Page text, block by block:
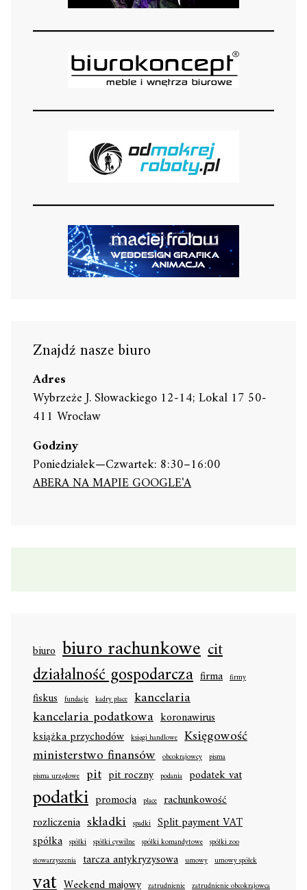
Znajdź nasze biuro
Adres
Wybrzeże J. Słowackiego 12-14; Lokal 17 50-
411 Wrocław
Godziny
Poniedziałek—Czwartek: 8:30–16:00
ABERA NA MAPIE GOOGLE'A
biuro biuro rachunkowe cit
działalność gospodarcza firma firmy
fiskus fundacje kadry płace kancelaria
kancelaria podatkowa koronawirus
książka przychodów księgi handlowe Księgowość
ministerstwo finansów obcokrajowcy pisma
pisma urzędowe pit pit roczny podania podatek vat
podatki promocja płace rachunkowość
rozliczenia składki spadki Split payment VAT
spółka spółki spółki cywilne spółki komandytowe spółki zoo
stowarzyszenia tarcza antykryzysowa umowy umowy spółek
Weekend majowy zatrudnienie zatrudnienie obcokrajowca